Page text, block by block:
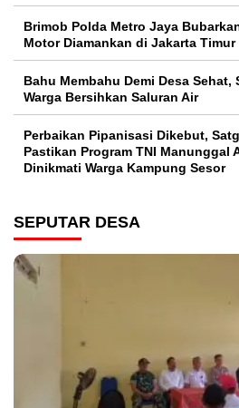
Brimob Polda Metro Jaya
Motor Diamankan di Jakarta Timur
Bahu Membahu Demi Desa Sehat,
Warga Bersihkan Saluran Air
Perbaikan Pipanisasi Dikebut,
Pastikan Program TNI Manunggal
Dinikmati Warga Kampung Sesor
SEPUTAR DESA